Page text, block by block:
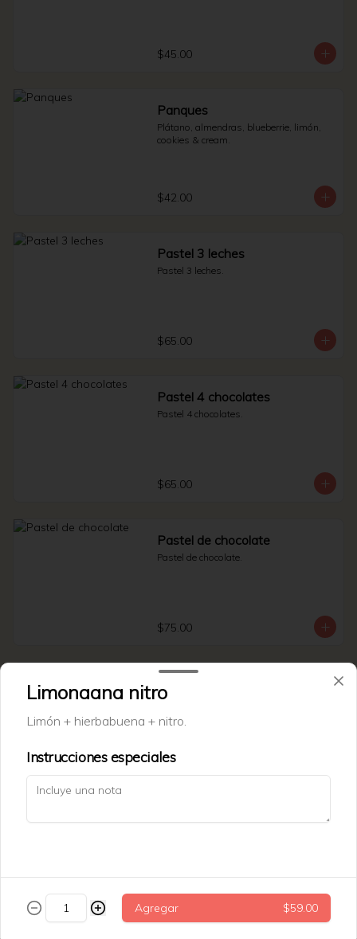
$45.00
Panques
Plátano, almendras, blueberrie, limón,
cookies & cream.
$42.00
Pastel 3 leches
Pastel 3 leches.
$65.00
Pastel 4 chocolates
Pastel 4 chocolates.
$65.00
Pastel de chocolate
Pastel de chocolate.
$75.00
Tarata de datil + nuez.
Trenza cinammon roll
$79.00
Limonaana nitro
Limón + hierbabuena + nitro.
Instrucciones especiales
Agregar $59.00